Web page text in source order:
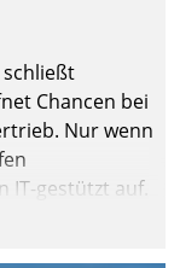
Chancen bei
Nur wenn
IT-gestützt auf.